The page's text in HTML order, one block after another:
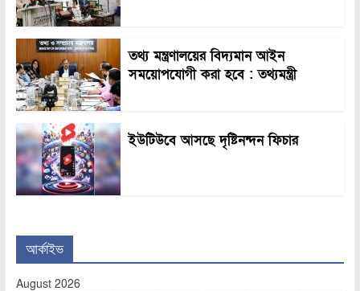
তথ্য মন্ত্রণালয়ের বিদ্যমান আইন
সময়োপযোগী করা হবে : তথ্যমন্ত্রী
ইউটিউবে আসছে দৃষ্টিনন্দন ফিচার
আর্কাইভ
August 2026